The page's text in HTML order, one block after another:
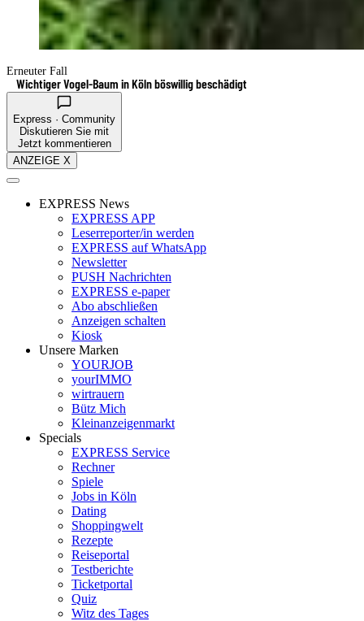
Erneuter Fall
Wichtiger Vogel-Baum in Köln böswillig beschädigt
Express · Community
Diskutieren Sie mit
Jetzt kommentieren
ANZEIGE X
EXPRESS News
EXPRESS APP
Leserreporter/in werden
EXPRESS auf WhatsApp
Newsletter
PUSH Nachrichten
EXPRESS e-paper
Abo abschließen
Anzeigen schalten
Kiosk
Unsere Marken
YOURJOB
yourIMMO
wirtrauern
Bütz Mich
Kleinanzeigenmarkt
Specials
EXPRESS Service
Rechner
Spiele
Jobs in Köln
Dating
Shoppingwelt
Rezepte
Reiseportal
Testberichte
Ticketportal
Quiz
Witz des Tages